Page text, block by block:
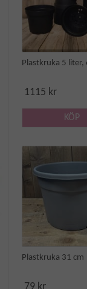
Plastkruka 5 liter,
1115 kr
KÖP
Plastkruka 31 cm